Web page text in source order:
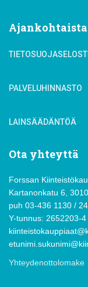
Ajankohtaista
PALVELUHINNASTO
LAINSÄÄDÄNTÖÄ
Ota yhteyttä
Forssan
Kartanonkatu 6,
puh 03-436 1130 /
Y-tunnus: 2652203-4
Yhteydenottolomake